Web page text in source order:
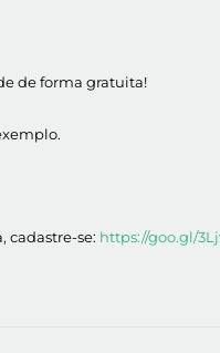
de forma gratuita!
cadastre-se: https://goo.gl/